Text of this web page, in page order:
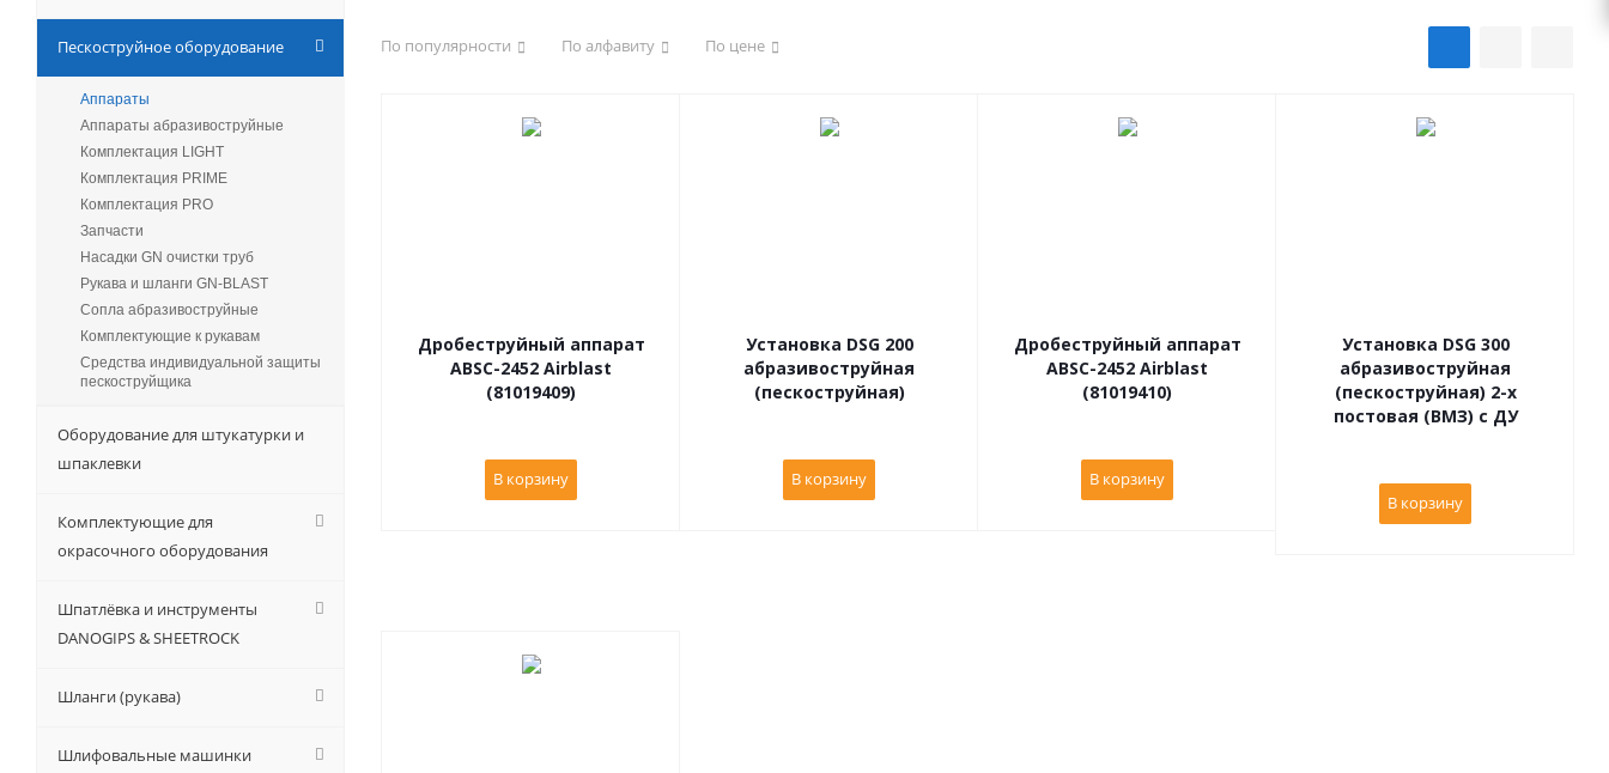
По популярности По алфавиту По цене
Дробеструйный аппарат
ABSC-2452 Airblast
(81019409)
В корзину
Установка DSG 200
абразивоструйная
(пескоструйная)
В корзину
Дробеструйный аппарат
ABSC-2452 Airblast
(81019410)
В корзину
Установка DSG 300
абразивоструйная
(пескоструйная) 2-х
постовая (ВМЗ) с ДУ
В корзину
Пескоструйное оборудование
Аппараты
Аппараты абразивоструйные
Комплектация LIGHT
Комплектация PRIME
Комплектация PRO
Запчасти
Насадки GN очистки труб
Рукава и шланги GN-BLAST
Сопла абразивоструйные
Комплектующие к рукавам
Средства индивидуальной защиты
пескоструйщика
Оборудование для штукатурки и
шпаклевки
Комплектующие для
окрасочного оборудования
Шпатлёвка и инструменты
DANOGIPS & SHEETROCK
Шланги (рукава)
Шлифовальные машинки